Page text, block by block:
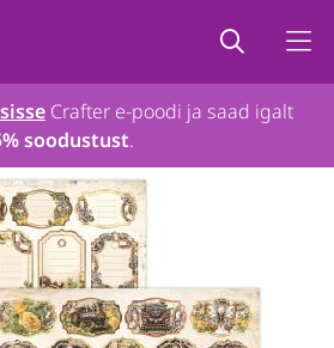
Crafter e-poodi ja saad igalt
soodustust.